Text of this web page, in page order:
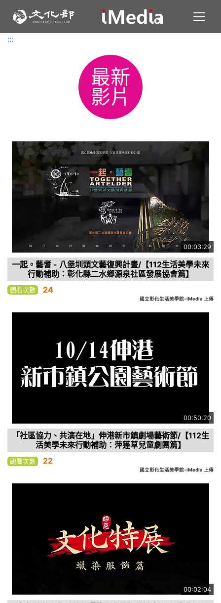
:::
:::
最新
影片
00:03:29
一起。藝耆 - 八堡圳頭文藝復興計畫/【112生活美學未來
行動補助：彰化縣二水鄉源泉社區發展協會篇】
觀看次數 24
國立彰化生活美學館-iMedia 上傳
00:50:20
「社區協力、共演在地」伸港新市鎮劇場藝術節/【112生
活美學未來行動補助：萍蓬草兒童劇團篇】
觀看次數 22
國立彰化生活美學館-iMedia 上傳
00:02:04